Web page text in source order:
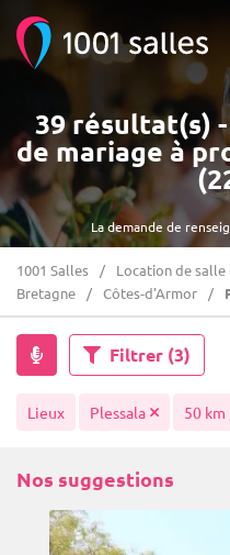
La demande de
39 résultat(s)
de mariage à
1001 Salles Location de salle
Bretagne
Côtes-d'Armor
Filtrer (3)
Lieux Plessala 50 km
Nos suggestions